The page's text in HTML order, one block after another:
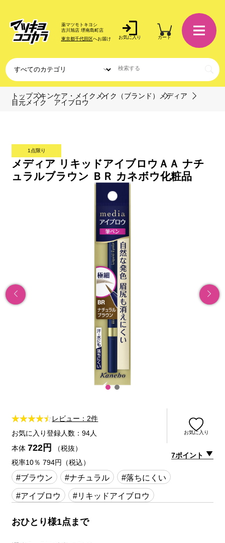
薬マツモトキヨシ
吉川旭店 堺南島町店
東京都千代田区へお届け お気に入り カート
トップスキンケア・メイク メイク（ブランド）
メディア
目元メイク アイブロウ
1点限り
メディア リキッドアイブロウＡＡ ナチ
ュラルブラウン ＢＲ カネボウ化粧品
レビュー：2件
お気に入り登録人数：94人
お気に入り
本体 722円
（税抜）
税率10％ 794円（税込）
7ポイント
#ブラウン #ナチュラル
#落ちにくい
#アイブロウ
#リキッドアイブロウ
おひとり様1点まで